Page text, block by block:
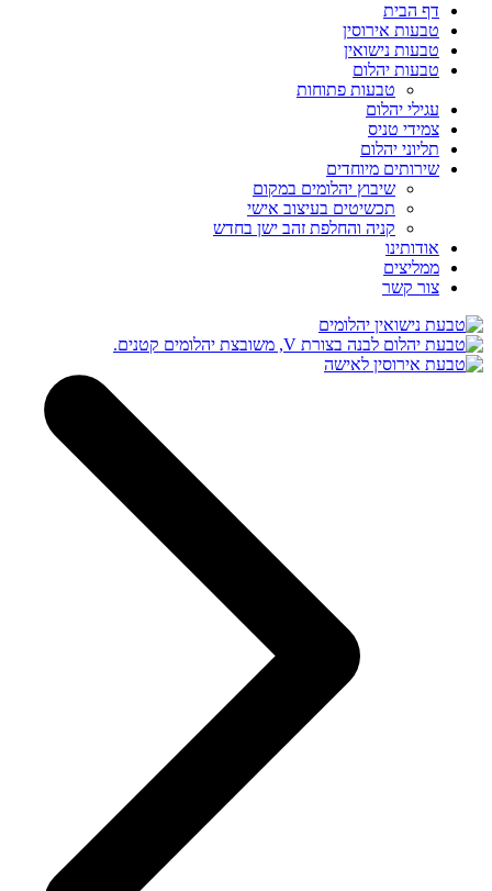
דף הבית
טבעות אירוסין
טבעות נישואין
טבעות יהלום
טבעות פתוחות
עגילי יהלום
צמידי טניס
תליוני יהלום
שירותים מיוחדים
שיבוץ יהלומים במקום
תכשיטים בעיצוב אישי
קניה והחלפת זהב ישן בחדש
אודותינו
ממליצים
צור קשר